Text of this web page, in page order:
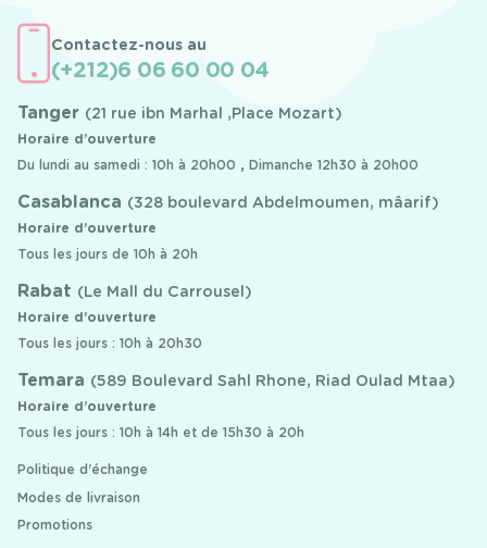
Contactez-nous au
(+212)6 06 60 00 04
Tanger (21 rue ibn Marhal ,Place Mozart)
Horaire d’ouverture
Du lundi au samedi : 10h à 20h00 , Dimanche 12h30 à 20h00
Casablanca (328 boulevard Abdelmoumen, mâarif)
Horaire d’ouverture
Tous les jours de 10h à 20h
Rabat (Le Mall du Carrousel)
Horaire d’ouverture
Tous les jours : 10h à 20h30
Temara (589 Boulevard Sahl Rhone, Riad Oulad Mtaa)
Horaire d’ouverture
Tous les jours : 10h à 14h et de 15h30 à 20h
Politique d'échange
Modes de livraison
Promotions